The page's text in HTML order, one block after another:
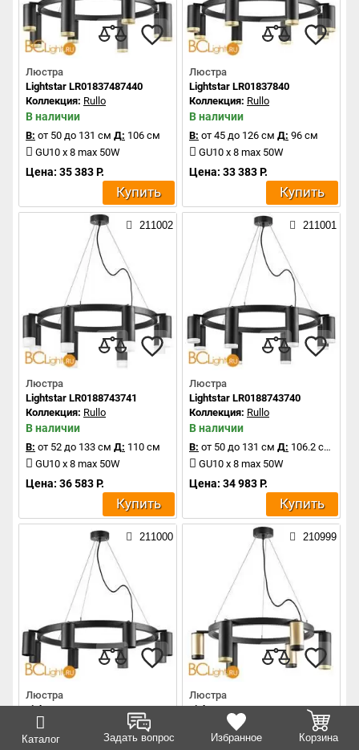
Каталог Задать вопрос Избранное Корзина
Люстра
Lightstar LR01837487440
Коллекция: Rullo
В наличии
В: от 50 до 131 см Д: 106 см
GU10 x 8 max 50W
Цена: 35 383 Р.
Купить
Люстра
Lightstar LR01837840
Коллекция: Rullo
В наличии
В: от 45 до 126 см Д: 96 см
GU10 x 8 max 50W
Цена: 33 383 Р.
Купить
211002
Люстра
Lightstar LR0188743741
Коллекция: Rullo
В наличии
В: от 52 до 133 см Д: 110 см
GU10 x 8 max 50W
Цена: 36 583 Р.
Купить
211001
Люстра
Lightstar LR0188743740
Коллекция: Rullo
В наличии
В: от 50 до 131 см Д: 106.2 см
GU10 x 8 max 50W
Цена: 34 983 Р.
Купить
211000
Люстра
Lightstar LR018378
В наличии
210999
Люстра
Lightstar LR01640387370
Коллекция: